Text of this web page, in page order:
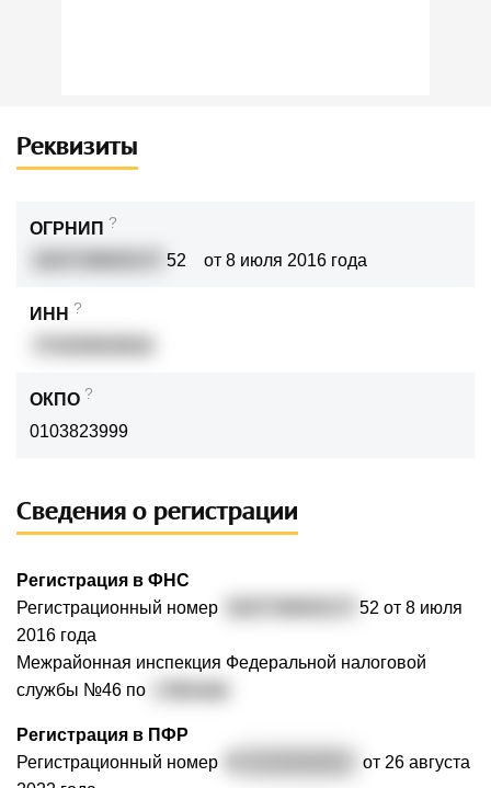
Реквизиты
ОГРНИП ?
52 от 8 июля 2016 года
ИНН ?
ОКПО ?
0103823999
Сведения о регистрации
Регистрация в ФНС
Регистрационный номер
52 от 8 июля
2016 года
Межрайонная инспекция Федеральной налоговой
службы №46 по
Регистрация в ПФР
Регистрационный номер
от 26 августа